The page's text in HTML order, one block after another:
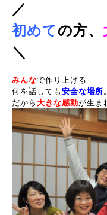
／
初めての方、
＼
みんなで作り上げる
何を話しても 安全な場所。
だから 大きな感動が生ま